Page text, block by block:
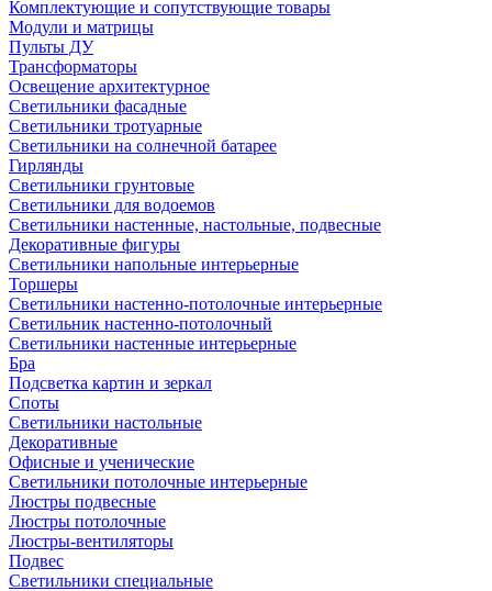
Комплектующие и сопутствующие товары
Модули и матрицы
Пульты ДУ
Трансформаторы
Освещение архитектурное
Светильники фасадные
Светильники тротуарные
Светильники на солнечной батарее
Гирлянды
Светильники грунтовые
Светильники для водоемов
Светильники настенные, настольные, подвесные
Декоративные фигуры
Светильники напольные интерьерные
Торшеры
Светильники настенно-потолочные интерьерные
Светильник настенно-потолочный
Светильники настенные интерьерные
Бра
Подсветка картин и зеркал
Споты
Светильники настольные
Декоративные
Офисные и ученические
Светильники потолочные интерьерные
Люстры подвесные
Люстры потолочные
Люстры-вентиляторы
Подвес
Светильники специальные